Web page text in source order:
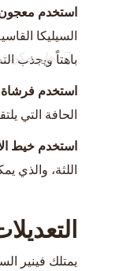
استخدم
السيليكا
باهتاً ويجذب
استخدم
الحافة التي
استخدم خيط
اللثة، والذي
يمتلك فينير
هل يمكن